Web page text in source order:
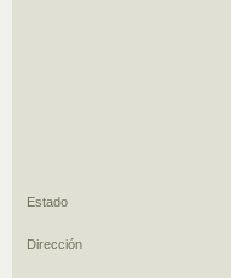
Estado
Dirección